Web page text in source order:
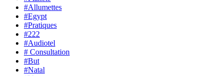
#Allumettes
#Egypt
#Pratiques
#222
#Audiotel
# Consultation
#But
#Natal